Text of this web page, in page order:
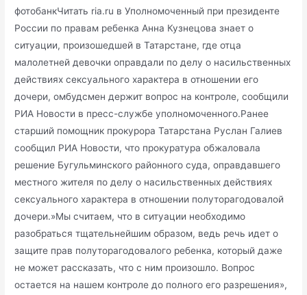
фотобанкЧитать ria.ru в Уполномоченный при президенте
России по правам ребенка Анна Кузнецова знает о
ситуации, произошедшей в Татарстане, где отца
малолетней девочки оправдали по делу о насильственных
действиях сексуального характера в отношении его
дочери, омбудсмен держит вопрос на контроле, сообщили
РИА Новости в пресс-службе уполномоченного.Ранее
старший помощник прокурора Татарстана Руслан Галиев
сообщил РИА Новости, что прокуратура обжаловала
решение Бугульминского районного суда, оправдавшего
местного жителя по делу о насильственных действиях
сексуального характера в отношении полуторагодовалой
дочери.»Мы считаем, что в ситуации необходимо
разобраться тщательнейшим образом, ведь речь идет о
защите прав полуторагодовалого ребенка, который даже
не может рассказать, что с ним произошло. Вопрос
остается на нашем контроле до полного его разрешения»,